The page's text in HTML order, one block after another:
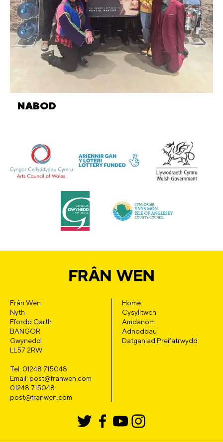
NABOD
Frân Wen
Nyth
Ffordd Garth
BANGOR
Gwynedd
LL57 2RW
Tel: 01248 715048
Email: post@franwen.com
01248 715048
post@franwen.com
Home
Cysylltwch
Amdanom
Adnoddau
Datganiad Preifatrwydd